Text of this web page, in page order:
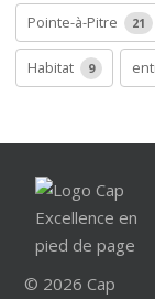
Pointe-à-Pitre 21
Habitat 9
© 2026 Cap